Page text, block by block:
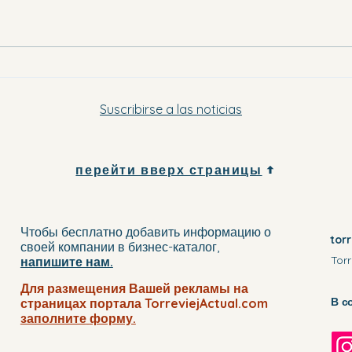
Suscribirse a las noticias
перейти вверх страницы
Чтобы бесплатно добавить информацию о
своей компании в бизнес-каталог,
напишите нам.
Для размещения Вашей рекламы на
страницах портала TorreviejActual.com
заполните форму.
В